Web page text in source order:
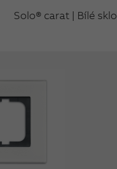
Solo® carat | Bílé sklo